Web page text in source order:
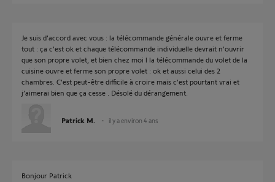
Je suis d’accord avec vous : la télécommande générale ouvre et ferme
tout : ça c’est ok et chaque télécommande individuelle devrait n’ouvrir
que son propre volet, et bien chez moi l la télécommande du volet de la
cuisine ouvre et ferme son propre volet : ok et aussi celui des 2
chambres. C’est peut-être difficile à croire mais c’est pourtant vrai et
j’aimerai bien que ça cesse . Désolé du dérangement.
Patrick M. il y a environ 4 ans
Bonjour Patrick